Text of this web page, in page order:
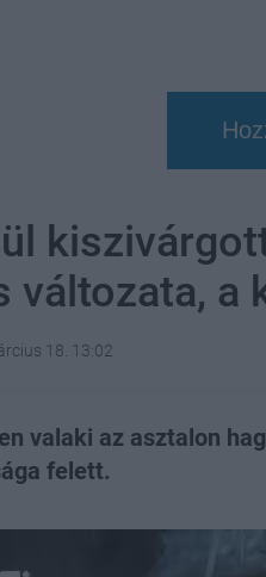
változata, a
18. 13:02
valaki az asztalon
felett.